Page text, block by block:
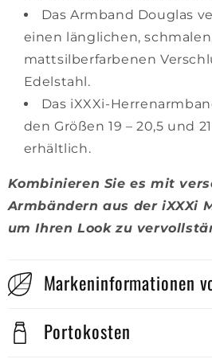
Das Armband Douglas
einen länglichen,
mattsilberfarbenen
Edelstahl.
Das iXXXi-
den Größen 19 – 20,5 und 21
erhältlich.
Kombinieren Sie es mit
Armbändern aus der iXXXi
um Ihren Look zu
Markeninformationen
Portokosten